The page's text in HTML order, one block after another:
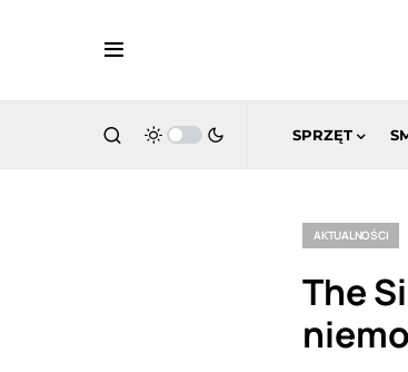
SPRZĘT
AKTUALNOŚCI
The